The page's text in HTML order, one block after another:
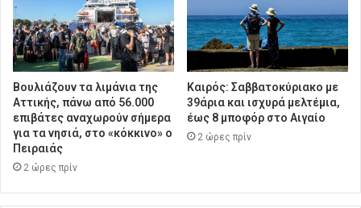
Βουλιάζουν τα λιμάνια της
Αττικής, πάνω από 56.000
επιβάτες αναχωρούν σήμερα
για τα νησιά, στο «κόκκινο» ο
Πειραιάς
2 ώρες πρίν
Καιρός: Σαββατοκύριακο με
39άρια και ισχυρά μελτέμια,
έως 8 μποφόρ στο Αιγαίο
2 ώρες πρίν